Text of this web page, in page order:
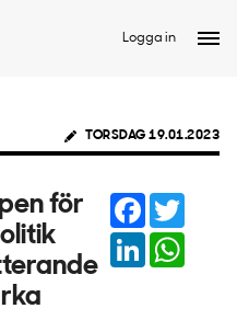
Logga in
TORSDAG 19.01.2023
för
Facebook
LinkedIn